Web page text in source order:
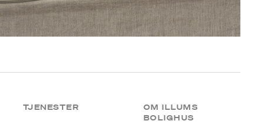
TJENESTER
OM ILLUMS
BOLIGHUS